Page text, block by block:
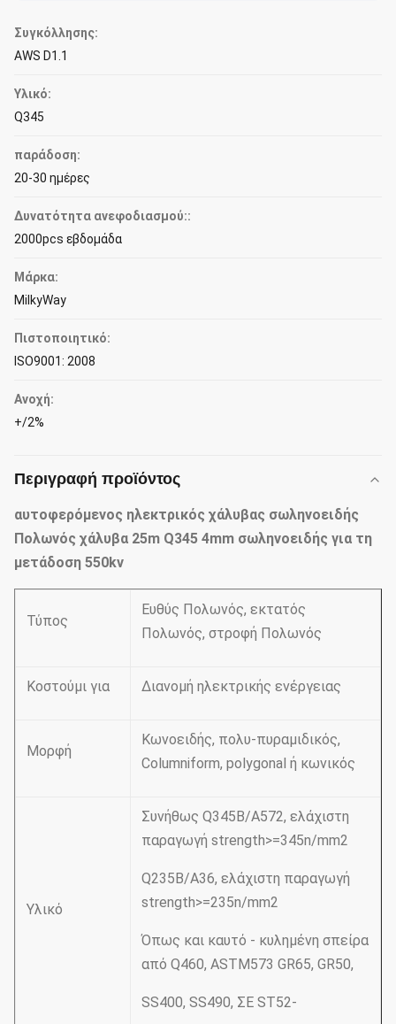
Συγκόλλησης:
AWS D1.1
Υλικό:
Q345
παράδοση:
20-30 ημέρες
Δυνατότητα ανεφοδιασμού::
2000pcs εβδομάδα
Μάρκα:
MilkyWay
Πιστοποιητικό:
ISO9001: 2008
Ανοχή:
+/2%
Περιγραφή προϊόντος
αυτοφερόμενος ηλεκτρικός χάλυβας σωληνοειδής
Πολωνός χάλυβα 25m Q345 4mm σωληνοειδής για τη
μετάδοση 550kv
Τύπος
Ευθύς Πολωνός, εκτατός
Πολωνός, στροφή Πολωνός
Κοστούμι για Διανομή ηλεκτρικής ενέργειας
Μορφή
Κωνοειδής, πολυ-πυραμιδικός,
Columniform, polygonal ή κωνικός
Υλικό
Συνήθως Q345B/A572, ελάχιστη
παραγωγή strength>=345n/mm2
Q235B/A36, ελάχιστη παραγωγή
strength>=235n/mm2
Όπως και καυτό - κυλημένη σπείρα
από Q460, ASTM573 GR65, GR50,
SS400, SS490, ΣΕ ST52-